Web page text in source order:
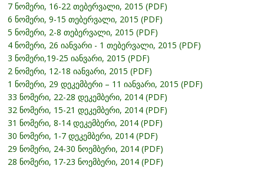
7 ნომერი, 16-22 თებერვალი, 2015 (PDF)
6 ნომერი, 9-15 თებერვალი, 2015 (PDF)
5 ნომერი, 2-8 თებერვალი, 2015 (PDF)
4 ნომერი, 26 იანვარი - 1 თებერვალი, 2015 (PDF)
3 ნომერი,19-25 იანვარი, 2015 (PDF)
2 ნომერი, 12-18 იანვარი, 2015 (PDF)
1 ნომერი, 29 დეკემბერი – 11 იანვარი, 2015 (PDF)
33 ნომერი, 22-28 დეკემბერი, 2014 (PDF)
32 ნომერი, 15-21 დეკემბერი, 2014 (PDF)
31 ნომერი, 8-14 დეკემბერი, 2014 (PDF)
30 ნომერი, 1-7 დეკემბერი, 2014 (PDF)
29 ნომერი, 24-30 ნოემბერი, 2014 (PDF)
28 ნომერი, 17-23 ნოემბერი, 2014 (PDF)